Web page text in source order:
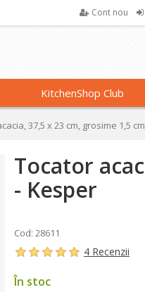
Cont nou
KitchenShop Club
37,5 x 23 cm, grosime 1,5
Tocator
- Kesper
Cod: 28611
4 Recenzii
În stoc